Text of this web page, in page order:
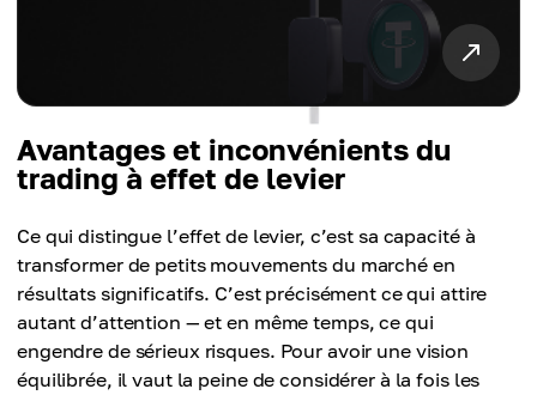
Avantages et inconvénients du
trading à effet de levier
Ce qui distingue l’effet de levier, c’est sa capacité à
transformer de petits mouvements du marché en
résultats significatifs. C’est précisément ce qui attire
autant d’attention — et en même temps, ce qui
engendre de sérieux risques. Pour avoir une vision
équilibrée, il vaut la peine de considérer à la fois les